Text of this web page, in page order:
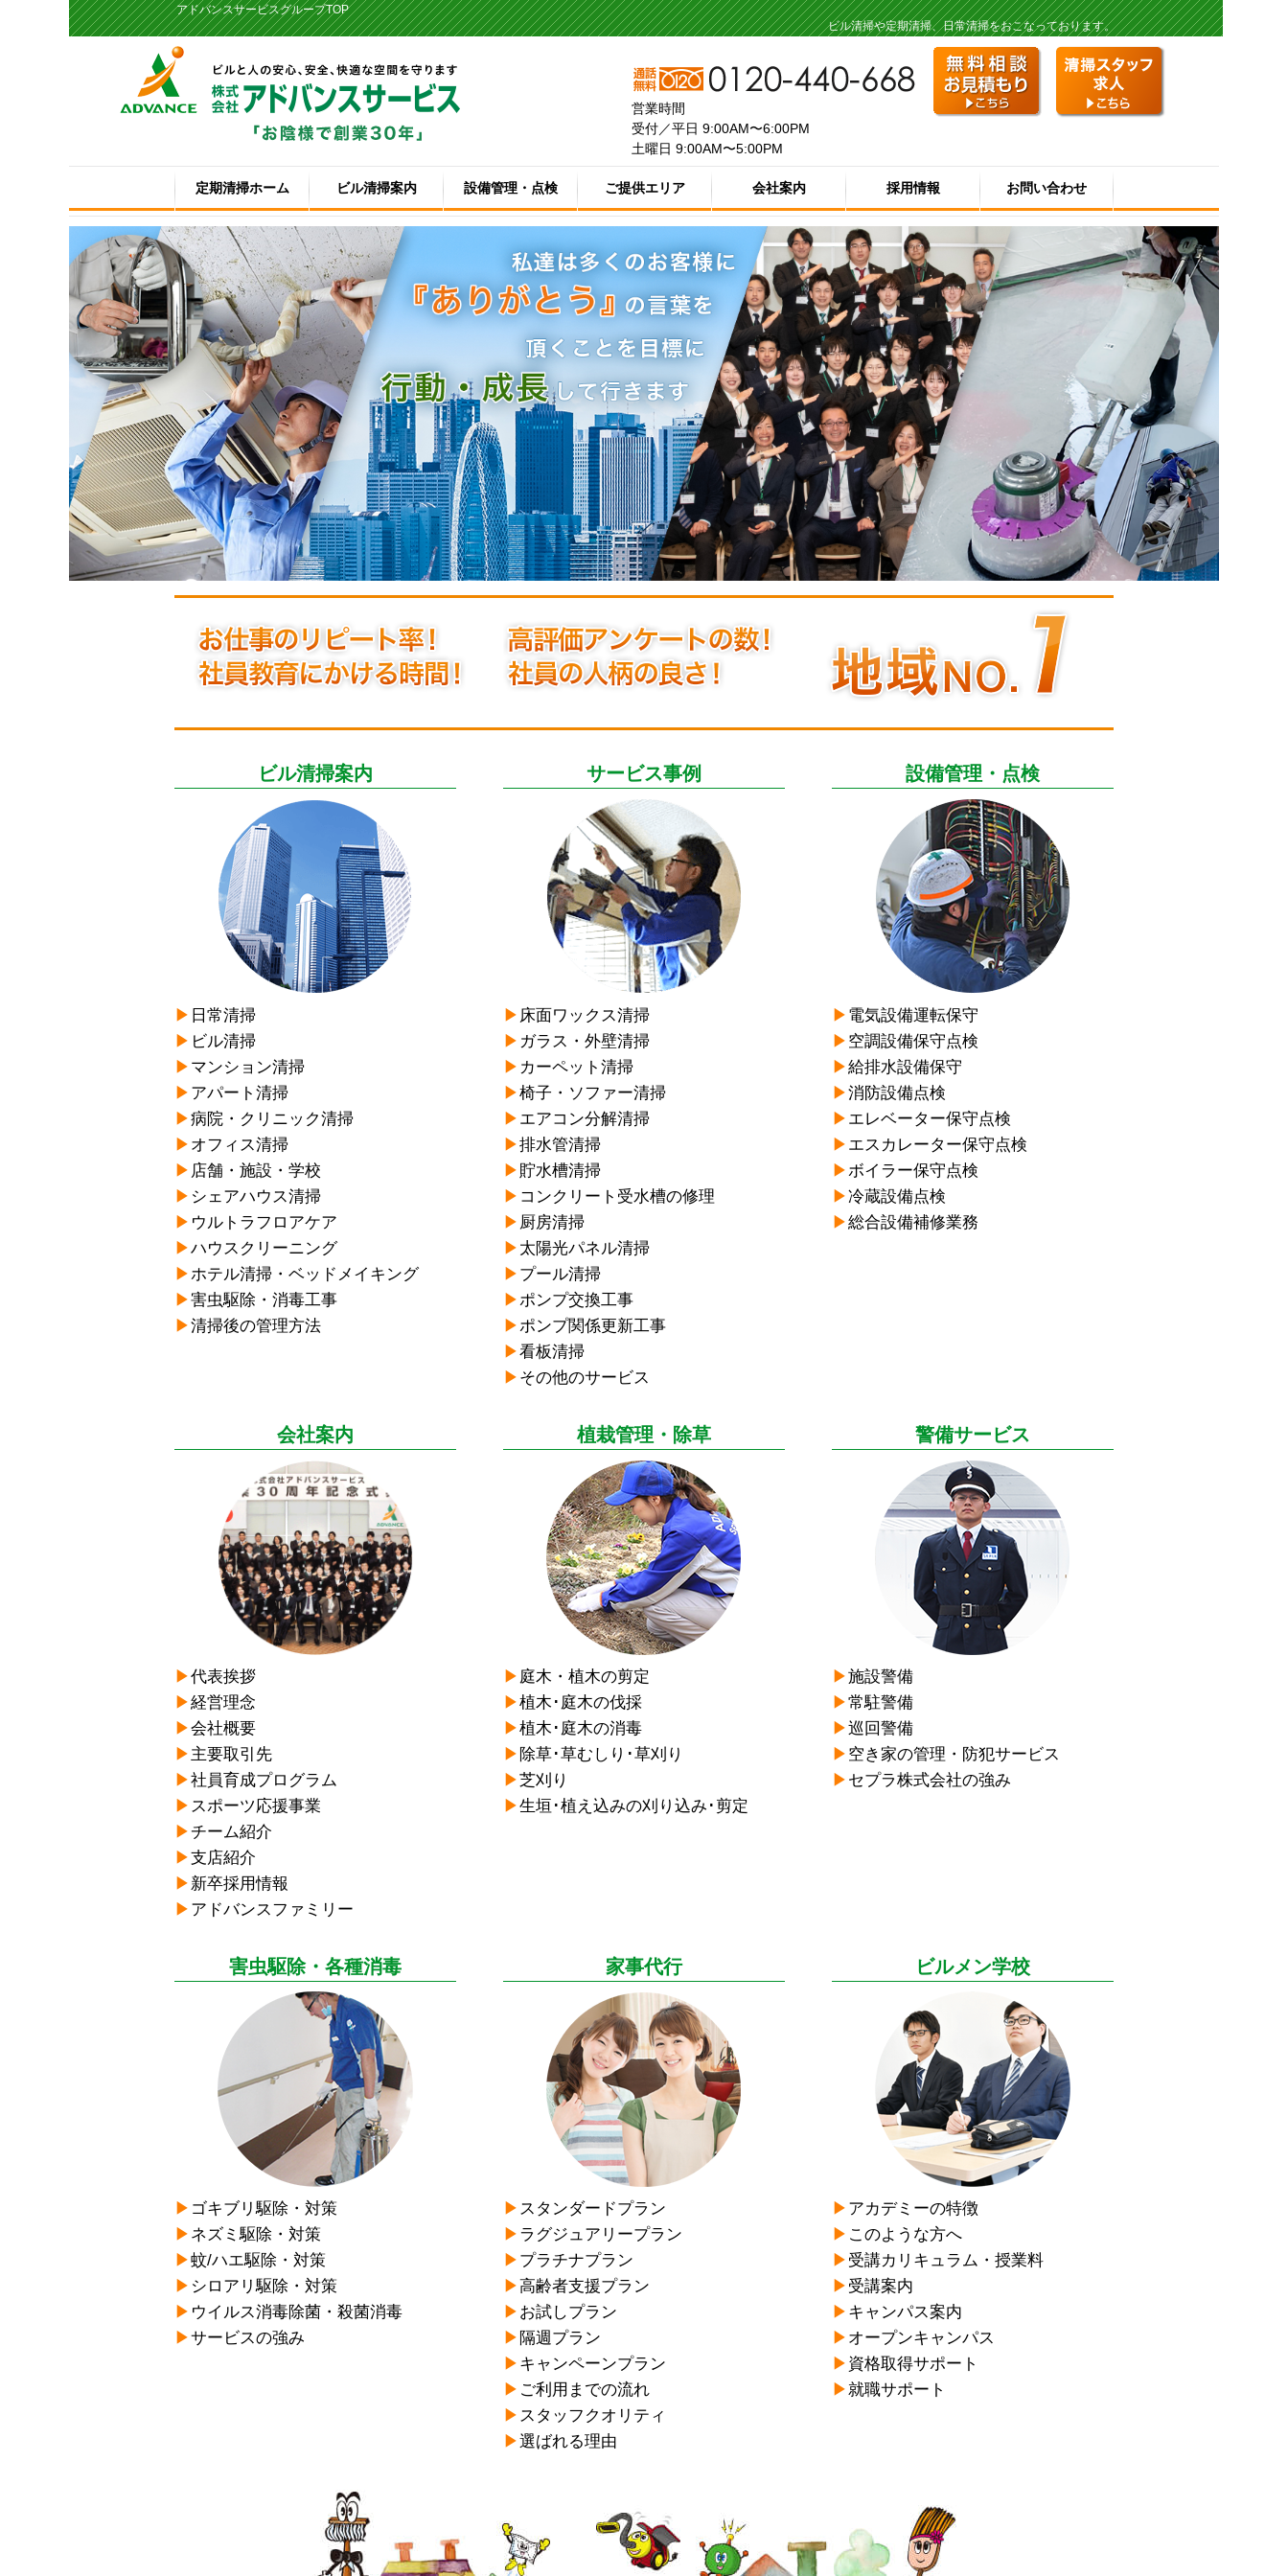
アドバンスサービスグループTOP
ビル清掃や定期清掃、日常清掃をおこなっております。
営業時間
受付／平日 9:00AM〜6:00PM
土曜日 9:00AM〜5:00PM
定期清掃ホーム ビル清掃案内 設備管理・点検 ご提供エリア 会社案内 採用情報 お問い合わせ
ビル清掃案内
▶︎ 日常清掃
▶︎ ビル清掃
▶︎ マンション清掃
▶︎ アパート清掃
▶︎病院・クリニック清掃
▶︎ オフィス清掃
▶︎ 店舗・施設・学校
▶︎ シェアハウス清掃
▶︎ ウルトラフロアケア
▶︎ハウスクリーニング
▶︎ ホテル清掃・ベッドメイキング
▶︎害虫駆除・消毒工事
▶︎清掃後の管理方法
サービス事例
▶︎ 床面ワックス清掃
▶︎ ガラス・外壁清掃
▶︎ カーペット清掃
▶︎椅子・ソファー清掃
▶︎ エアコン分解清掃
▶︎排水管清掃
▶︎ 貯水槽清掃
▶︎ コンクリート受水槽の修理
▶︎ 厨房清掃
▶︎ 太陽光パネル清掃
▶︎ プール清掃
▶︎ ポンプ交換工事
▶︎ ポンプ関係更新工事
▶︎看板清掃
▶︎ その他のサービス
設備管理・点検
▶︎ 電気設備運転保守
▶︎ 空調設備保守点検
▶︎給排水設備保守
▶︎消防設備点検
▶︎ エレベーター保守点検
▶︎ エスカレーター保守点検
▶︎ ボイラー保守点検
▶︎冷蔵設備点検
▶︎総合設備補修業務
会社案内
▶︎代表挨拶
▶︎経営理念
▶︎会社概要
▶︎ 主要取引先
▶︎社員育成プログラム
▶︎ スポーツ応援事業
▶︎ チーム紹介
▶︎支店紹介
▶︎ 新卒採用情報
▶︎ アドバンスファミリー
植栽管理・除草
▶︎ 庭木・植木の剪定
▶︎植木･庭木の伐採
▶︎植木･庭木の消毒
▶︎ 除草･草むしり･草刈り
▶︎芝刈り
▶︎生垣･植え込みの刈り込み･剪定
警備サービス
▶︎施設警備
▶︎常駐警備
▶︎巡回警備
▶︎ 空き家の管理・防犯サービス
▶︎ セプラ株式会社の強み
害虫駆除・各種消毒
▶︎ ゴキブリ駆除・対策
▶︎ ネズミ駆除・対策
▶︎蚊/ハエ駆除・対策
▶︎ シロアリ駆除・対策
▶︎ ウイルス消毒除菌・殺菌消毒
▶︎サービスの強み
家事代行
▶︎ スタンダードプラン
▶︎ ラグジュアリープラン
▶︎ プラチナプラン
▶︎高齢者支援プラン
▶︎ お試しプラン
▶︎ 隔週プラン
▶︎ キャンペーンプラン
▶︎ ご利用までの流れ
▶︎ スタッフクオリティ
▶︎選ばれる理由
ビルメン学校
▶︎ アカデミーの特徴
▶︎ このような方へ
▶︎ 受講カリキュラム・授業料
▶︎ 受講案内
▶︎ キャンパス案内
▶︎ オープンキャンパス
▶︎ 資格取得サポート
▶︎ 就職サポート